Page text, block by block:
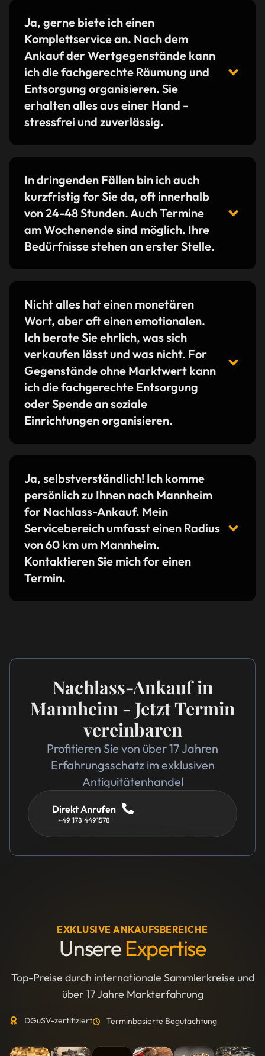
Ja, gerne biete ich einen
Komplettservice an. Nach dem
Ankauf der Wertgegenstände kann
ich die fachgerechte Räumung und
Entsorgung organisieren. Sie
erhalten alles aus einer Hand -
stressfrei und zuverlässig.
In dringenden Fällen bin ich auch
kurzfristig for Sie da, oft innerhalb
von 24-48 Stunden. Auch Termine
am Wochenende sind möglich. Ihre
Bedürfnisse stehen an erster Stelle.
Nicht alles hat einen monetären
Wort, aber oft einen emotionalen.
Ich berate Sie ehrlich, was sich
verkaufen lässt und was nicht. For
Gegenstände ohne Marktwert kann
ich die fachgerechte Entsorgung
oder Spende an soziale
Einrichtungen organisieren.
Ja, selbstverständlich! Ich komme
persönlich zu Ihnen nach Mannheim
for Nachlass-Ankauf. Mein
Servicebereich umfasst einen Radius
von 60 km um Mannheim.
Kontaktieren Sie mich for einen
Termin.
Nachlass-Ankauf in
Mannheim - Jetzt Termin
vereinbaren
Profitieren Sie von über 17 Jahren
Erfahrungsschatz im exklusiven
Antiquitätenhandel
Direkt Anrufen
+49 178 4491578
EXKLUSIVE ANKAUFSBEREICHE
UnsereExpertise
Top-Preise durch internationale Sammlerkreise und
über 17 Jahre Markterfahrung
DGuSV-zertifiziert Terminbasierte Begutachtung